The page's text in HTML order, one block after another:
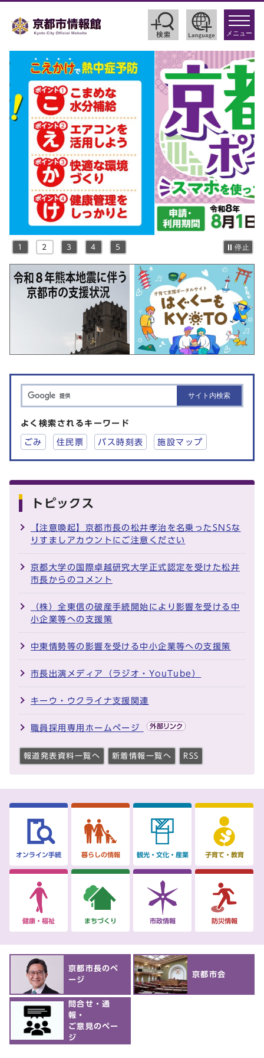
toggle
メニュー
1 2 3 4 5 停止
よく検索されるキーワード
ごみ 住民票 バス時刻表 施設マップ
トピックス
【注意喚起】京都市長の松井孝治を名乗ったSNSな
りすましアカウントにご注意ください
京都大学の国際卓越研究大学正式認定を受けた松井
市長からのコメント
（株）全東信の破産手続開始により影響を受ける中
小企業等への支援策
中東情勢等の影響を受ける中小企業等への支援策
市長出演メディア（ラジオ・YouTube）
キーウ・ウクライナ支援関連
職員採用専用ホームページ
報道発表資料一覧へ 新着情報一覧へ RSS
オンライン手続 暮らしの情報 観光・文化・産業 子育て・教育
健康・福祉 まちづくり 市政情報 防災情報
京都市長のペ
ージ
京都市会
問合せ・通
報・
ご意見のペー
ジ